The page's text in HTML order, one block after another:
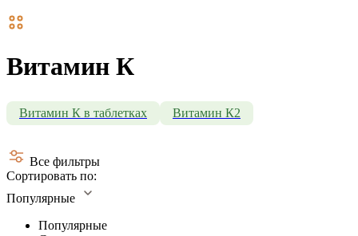
Витамин К
Витамин К в таблетках Витамин К2
Все фильтры
Сортировать по:
Популярные
Популярные